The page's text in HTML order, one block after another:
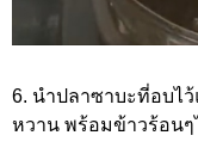
6. นำปลาซาบะที่อบไ
หวาน พร้อมข้าวร้อนๆ